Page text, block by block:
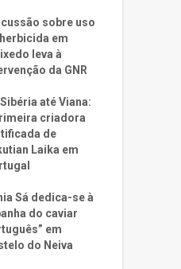
sobre uso
em
leva à
da GNR
até Viana:
criadora
de
Laika em
Sá dedica-se à
do caviar
em
do Neiva